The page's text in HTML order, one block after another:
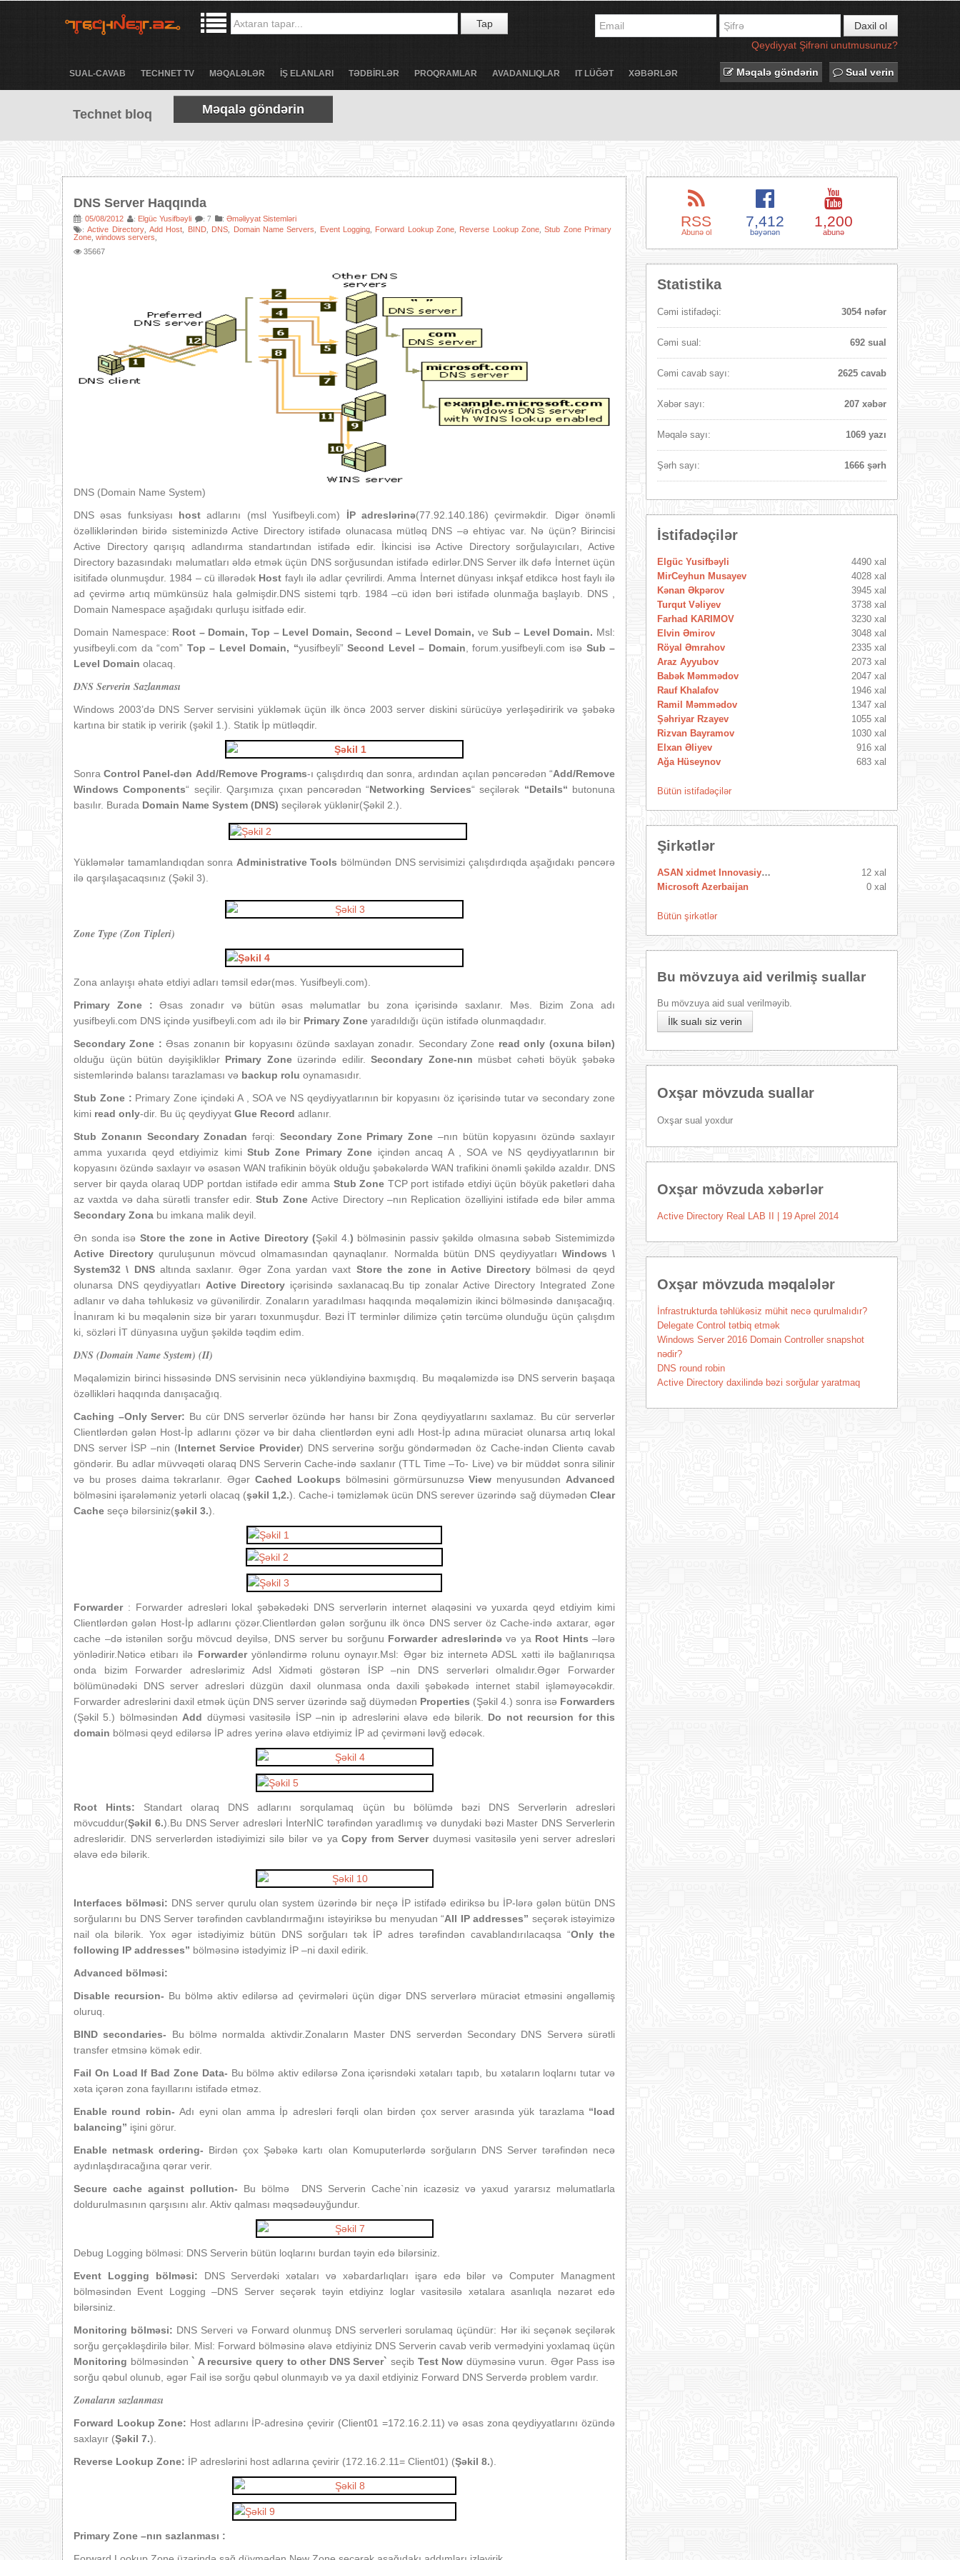
Tap
Daxil ol
Qeydiyyat Şifrəni unutmusunuz?
SUAL-CAVAB TECHNET TV MƏQALƏLƏR İŞ ELANLARI TƏDBİRLƏR PROQRAMLAR AVADANLIQLAR IT LÜĞƏT XƏBƏRLƏR Məqalə göndərin Sual verin
Technet bloq Məqalə göndərin
DNS Server Haqqında
: 05/08/2012 : Elgüc Yusifbəyli : 7 : Əməliyyat Sistemləri
:Active Directory,Add Host BIND, DNS Domain Name Servers Event Logging, Forward Lookup Zone Reverse Lookup Zone ,Stub Zone Primary
Zone windows servers
35667
DNS (Domain Name System)
DNS əsas funksiyası hostadlarını (msl Yusifbeyli.com) İP adreslərinə(77.92.140.186) çevirməkdir. Digər önəmli
özəlliklərindən biridə sisteminizdə Active Directory istifadə olunacasa mütləq DNS –ə ehtiyac var. Nə üçün? Birincisi
Active Directory qarışıq adlandırma standartından istifadə edir. İkincisi isə Active Directory sorğulayıcıları, Active
Directory bazasındakı məlumatları əldə etmək üçün DNS sorğusundan istifadə edirlər.DNS Server ilk dəfə İnternet üçün
isitifadə olunmuşdur. 1984 – cü illərədək Host faylı ilə adlar çevrilirdi. Amma İnternet dünyası inkşaf etdikcə host faylı ilə
ad çevirmə artıq mümkünsüz hala gəlmişdir.DNS sistemi tqrb. 1984 –cü idən bəri istifadə olunmağa başlayıb. DNS ,
Domain Namespace aşağıdakı qurluşu isitfadə edir.
Domain Namespace: Root – Domain, Top – Level Domain, Second – Level Domain, ve Sub – Level Domain. Msl:
yusifbeyli.com da “com” Top – Level Domain, “yusifbeyli”Second Level – Domain , forum.yusifbeyli.com isə Sub –
Level Domain olacaq.
DNS Serverin Sazlanması
Windows 2003’də DNS Server servisini yükləmək üçün ilk öncə 2003 server diskini sürücüyə yerləşədiririk və şəbəkə
kartına bir statik ip veririk (şəkil 1.). Statik İp mütləqdir.
SonraControl Panel-dən Add/Remove Programs-ı çalışdırdıq dan sonra, ardından açılan pəncərədən “Add/Remove
Windows Components“ seçilir. Qarşımıza çıxan pəncərədən “Networking Services“ seçilərək “Details“ butonuna
basılır. Burada Domain Name System (DNS) seçilərək yüklənir(Şəkil 2.).
Yükləmələr tamamlandıqdan sonra Administrative Tools bölmündən DNS servisimizi çalışdırdıqda aşağıdakı pəncərə
ilə qarşılaşacaqsınız (Şəkil 3).
Zone Type (Zon Tipleri)
Zona anlayışı əhatə etdiyi adları təmsil edər(məs. Yusifbeyli.com).
Primary Zone :Əsas zonadır və bütün əsas məlumatlar bu zona içərisində saxlanır. Məs. Bizim Zona adı
yusifbeyli.com DNS içində yusifbeyli.com adı ilə bir Primary Zone yaradıldığı üçün istifadə olunmaqdadır.
Secondary Zone :Əsas zonanın bir kopyasını özündə saxlayan zonadır. Secondary Zone read only (oxuna bilən)
olduğu üçün bütün dəyişikliklər Primary Zone üzərində edilir. Secondary Zone-nın müsbət cəhəti böyük şəbəkə
sistemlərində balansı tarazlaması və backup rolu oynamasıdır.
Stub Zone : Primary Zone içindəki A , SOA ve NS qeydiyyatlarının bir kopyasını öz içərisində tutar və secondary zone
kimi read only-dir. Bu üç qeydiyyat Glue Record adlanır.
Stub Zonanın Secondary Zonadanfərqi: Secondary Zone Primary Zone –nın bütün kopyasını özündə saxlayır
amma yuxarıda qeyd etdiyimiz kimiStub Zone Primary Zone içindən ancaq A , SOA ve NS qeydiyyatlarının bir
kopyasını özündə saxlayır və əsasən WAN trafikinin böyük olduğu şəbəkələrdə WAN trafikini önəmli şəkildə azaldır. DNS
server bir qayda olaraq UDP portdan istifadə edir amma Stub Zone TCP port istifadə etdiyi üçün böyük paketləri daha
az vaxtda və daha sürətli transfer edir. Stub ZoneActive Directory –nın Replication özəlliyini istifadə edə bilər amma
Secondary Zona bu imkana malik deyil.
Ən sonda isə Store the zone in Active Directory (Şəkil 4. ) bölməsinin passiv şəkildə olmasına səbəb Sistemimizdə
Active Directoryquruluşunun mövcud olmamasından qaynaqlanır. Normalda bütün DNS qeydiyyatları Windows \
System32 \ DNS altında saxlanır. Əgər Zona yardan vaxt Store the zone in Active Directory bölməsi də qeyd
olunarsa DNS qeydiyyatları Active Directory içərisində saxlanacaq.Bu tip zonalar Active Directory Integrated Zone
adlanır və daha təhlukəsiz və güvənilirdir. Zonaların yaradılması haqqında məqaləmizin ikinci bölməsində danışacağıq.
İnanıram ki bu məqalənin sizə bir yararı toxunmuşdur. Bəzi İT terminlər dilimizə çətin tərcümə olunduğu üçün çalışdım
ki, sözləri İT dünyasına uyğun şəkildə təqdim edim.
DNS (Domain Name System) (II)
Məqaləmizin birinci hissəsində DNS servisinin necə yükləndiyinə baxmışdıq. Bu məqaləmizdə isə DNS serverin başaqa
özəllikləri haqqında danışacağıq.
Caching –Only Server: Bu cür DNS serverlər özündə hər hansı bir Zona qeydiyyatlarını saxlamaz. Bu cür serverlər
Clientlərdən gələn Host‐İp adlarını çözər və bir daha clientlərdən eyni adlı Host‐İp adına müraciət olunarsa artıq lokal
DNS server İSP –nin (Internet Service Provider) DNS serverinə sorğu göndərmədən öz Cache‐indən Clientə cavab
göndərir. Bu adlar müvvəqəti olaraq DNS Serverin Cache‐ində saxlanır (TTL Time –To‐ Live) və bir müddət sonra silinir
və bu proses daima təkrarlanır. Əgər Cached Lookups bölməsini görmürsunuzsəView menyusundən Advanced
bölməsini işarələməniz yetərli olacaq (şəkil 1,2.). Cache‐i təmizləmək ücün DNS serever üzərində sağ düymədənClear
Cache seçə bilərsiniz(şəkil 3.).
Forwarder: Forwarder adresləri lokal şəbəkədəki DNS serverlərin internet əlaqəsini və yuxarda qeyd etdiyim kimi
Clientlərdən gələn Host‐İp adlarını çözər.Clientlərdən gələn sorğunu ilk öncə DNS server öz Cache‐ində axtarar, əgər
cache –də istənilən sorğu mövcud deyilsə, DNS server bu sorğunu Forwarder adreslərində və ya Root Hints –lərə
yönlədirir.Nəticə etibarı ilə Forwarderyönləndirmə rolunu oynayır.Msl: Əgər biz internetə ADSL xətti ilə bağlanırıqsa
onda bizim Forwarder adreslərimiz Adsl Xidməti göstərən İSP –nin DNS serverləri olmalıdır.Əgər Forwarder
bölümünədəki DNS server adresləri düzgün daxil olunmasa onda daxili şəbəkədə internet stabil işləməyəcəkdir.
Forwarder adreslərini daxil etmək üçün DNS server üzərində sağ düymədən Properties (Şəkil 4.) sonra isə Forwarders
(Şəkil 5.) bölməsindən Add düyməsi vasitəsilə İSP –nin ip adreslərini əlavə edə bilərik. Do not recursion for this
domain bölməsi qeyd edilərsə İP adres yerinə əlavə etdiyimiz İP ad çevirməni ləvğ edəcək.
Root Hints: Standart olaraq DNS adlarını sorqulamaq üçün bu bölümdə bəzi DNS Serverlərin adresləri
mövcuddur(Şəkil 6.).Bu DNS Server adresləri İnterNİC tərəfindən yaradlımış və dunydaki bəzi Master DNS Serverlerin
adresləridir. DNS serverlərdən istədiyimizi silə bilər və yaCopy from Serverduyməsi vasitəsilə yeni server adresləri
əlavə edə bilərik.
Interfaces bölməsi: DNS server qurulu olan system üzərində bir neçə İP istifadə ediriksə bu İP‐lərə gələn bütün DNS
sorğularını bu DNS Server tərəfindən cavblandırmağını istəyiriksə bu menyudan “All IP addresses” seçərək istəyimizə
nail ola bilərik. Yox əgər istədiyimiz bütün DNS sorğuları tək İP adres tərəfindən cavablandırılacaqsa “Only the
following IP addresses” bölməsinə istədyimiz İP –ni daxil edirik.
Advanced bölməsi:
Disable recursion‐ Bu bölmə aktiv edilərsə ad çevirmələri üçün digər DNS serverlərə müraciət etməsini əngəlləmiş
oluruq.
BIND secondaries‐ Bu bölmə normalda aktivdir.Zonaların Master DNS serverdən Secondary DNS Serverə sürətli
transfer etmsinə kömək edir.
Fail On Load If Bad Zone Data‐ Bu bölmə aktiv edilərsə Zona içərisndəki xətaları tapıb, bu xətaların loqlarnı tutar və
xəta içərən zona fayıllarını istifadə etməz.
Enable round robin‐Adı eyni olan amma İp adresləri fərqli olan birdən çox server arasında yük tarazlama “load
balancing” işini görur.
Enable netmask ordering‐ Birdən çox Şəbəkə kartı olan Komuputerlərdə sorğuların DNS Server tərəfindən necə
aydınlaşdıracağına qərar verir.
Secure cache against pollution‐ Bu bölmə DNS Serverin Cache`nin icazəsiz və yaxud yararsız məlumatlarla
doldurulmasının qarşısını alır. Aktiv qalması məqsədəuyğundur.
Debug Logging bölməsi: DNS Serverin bütün loqlarını burdan təyin edə bilərsiniz.
Event Logging bölməsi: DNS Serverdəki xətaları və xəbardarlıqları işarə edə bilər və Computer Managment
bölməsindən Event Logging –DNS Server seçərək təyin etdiyinz loglar vasitəsilə xətalara asanlıqla nəzarət edə
bilərsiniz.
Monitoring bölməsi: DNS Serveri və Forward olunmuş DNS serverleri sorulamaq üçündür: Hər iki seçənək seçilərək
sorğu gerçəkləşdirilə bilər. Misl: Forward bölməsinə əlavə etdiyiniz DNS Serverin cavab verib vermədyini yoxlamaq üçün
Monitoring bölməsindən ` A recursive query to other DNS Server` seçib Test Now düyməsinə vurun. Əgər Pass isə
sorğu qəbul olunub, əgər Fail isə sorğu qəbul olunmayıb və ya daxil etdiyiniz Forward DNS Serverdə problem vardır.
Zonaların sazlanması
Forward Lookup Zone: Host adlarını İP‐adresinə çevirir (Client01 =172.16.2.11) və əsas zona qeydiyyatlarını özündə
saxlayır (Şəkil 7.).
Reverse Lookup Zone: İP adreslərini host adlarına çevirir (172.16.2.11= Client01) (Şəkil 8.).
Primary Zone –nın sazlanması :
RSS
Abunə ol
7,412
bəyənən
1,200
abunə
Statistika
Cəmi istifadəçi: 3054 nəfər
Cəmi sual: 692 sual
Cəmi cavab sayı: 2625 cavab
Xəbər sayı: 207 xəbər
Məqalə sayı: 1069 yazı
Şərh sayı: 1666 şərh
İstifadəçilər
Elgüc Yusifbəyli
4490 xal
MirCeyhun Musayev
4028 xal
Kənan Əkpərov
3945 xal
Turqut Vəliyev
3738 xal
Farhad KARIMOV
3230 xal
Elvin Əmirov
3048 xal
Röyal Əmrahov
2335 xal
Araz Ayyubov
2073 xal
Babək Məmmədov
2047 xal
Rauf Khalafov
1946 xal
Ramil Məmmədov
1347 xal
Şəhriyar Rzayev
1055 xal
Rizvan Bayramov
1030 xal
Elxan Əliyev
916 xal
Ağa Hüseynov
683 xal
Bütün istifadəçilər
Şirkətlər
ASAN xidmet Innovasiya Mərkəzi
12 xal
Microsoft Azerbaijan
0 xal
Bütün şirkətlər
Bu mövzuya aid verilmiş suallar
Bu mövzuya aid sual verilməyib.
İlk sualı siz verin
Oxşar mövzuda suallar
Oxşar sual yoxdur
Oxşar mövzuda xəbərlər
Active Directory Real LAB II | 19 Aprel 2014
Oxşar mövzuda məqalələr
İnfrastrukturda təhlükəsiz mühit necə qurulmalıdır?
Delegate Control tətbiq etmək
Windows Server 2016 Domain Controller snapshot
nədir?
DNS round robin
Active Directory daxilində bəzi sorğular yaratmaq